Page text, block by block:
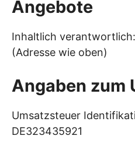
Angebote
Inhaltlich
(Adresse wie oben)
Angaben zum
Umsatzsteuer
DE323435921